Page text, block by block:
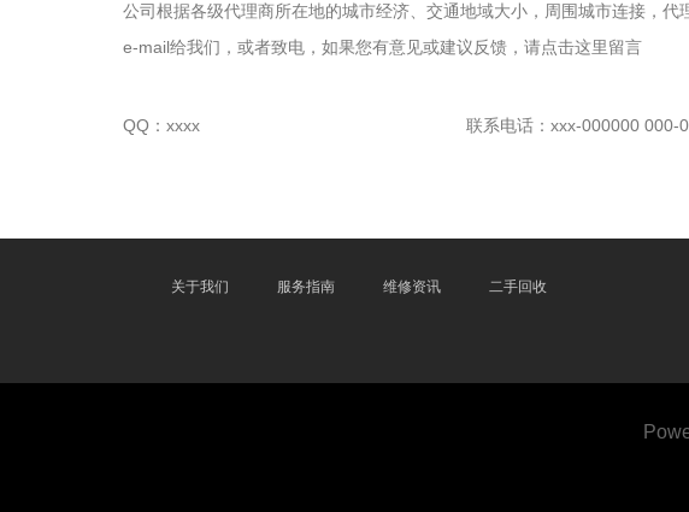
公司根据各级代理商所在地的城市经济、交通地域大小，周围城市连接，
e-mail给我们，或者致电，如果您有意见或建议反馈，请点击这里留言
QQ：xxxx 联系电话：xxx-000000 000-
关于我们 服务指南 维修资讯 二手回收